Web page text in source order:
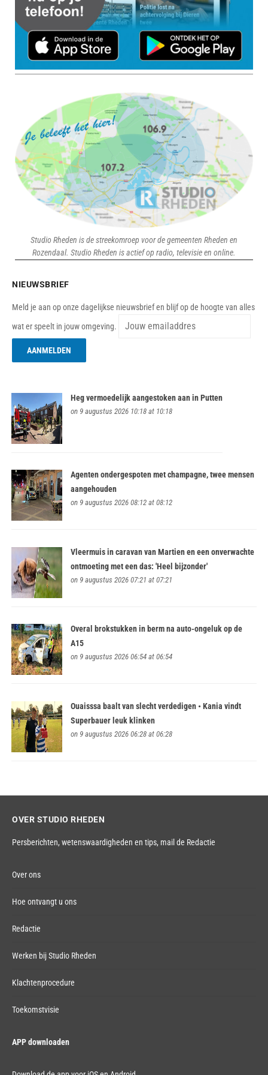
Studio Rheden is de streekomroep voor de gemeenten Rheden en
Rozendaal. Studio Rheden is actief op radio, televisie en online.
NIEUWSBRIEF
Meld je aan op onze dagelijkse nieuwsbrief en blijf op de hoogte van alles
wat er speelt in jouw omgeving.
Heg vermoedelijk aangestoken aan in Putten
on 9 augustus 2026 10:18 at 10:18
Agenten ondergespoten met champagne, twee mensen
aangehouden
on 9 augustus 2026 08:12 at 08:12
Vleermuis in caravan van Martien en een onverwachte
ontmoeting met een das: 'Heel bijzonder'
on 9 augustus 2026 07:21 at 07:21
Overal brokstukken in berm na auto-ongeluk op de
A15
on 9 augustus 2026 06:54 at 06:54
Ouaisssa baalt van slecht verdedigen • Kania vindt
Superbauer leuk klinken
on 9 augustus 2026 06:28 at 06:28
OVER STUDIO RHEDEN
Persberichten, wetenswaardigheden en tips, mail de Redactie
Over ons
Hoe ontvangt u ons
Redactie
Werken bij Studio Rheden
Klachtenprocedure
Toekomstvisie
APP downloaden